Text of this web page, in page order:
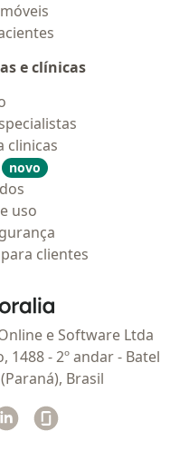
e clínicas
clinicas
novo
uso
clientes
- Homepage
e Software Ltda
1488 - 2º andar - Batel
Brasil
novo separador
num novo separador
Linkedin
abre num novo